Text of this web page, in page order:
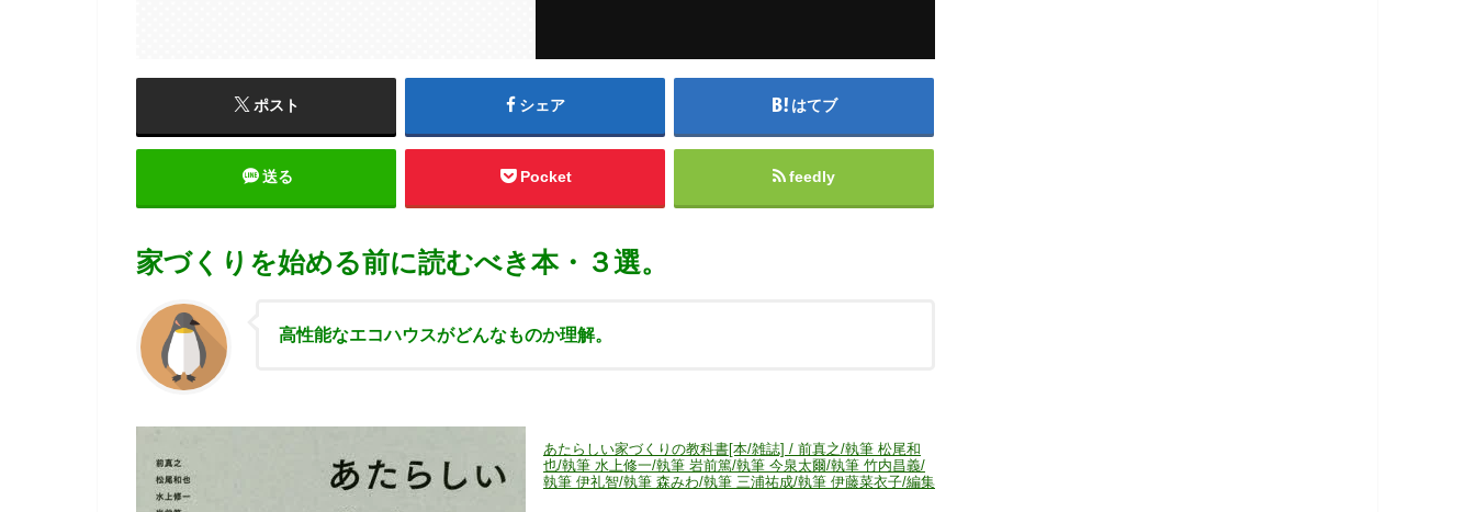
ポスト シェア はてブ
送る Pocket feedly
家づくりを始める前に読むべき本・３選。
高性能なエコハウスがどんなものか理解。
あたらしい家づくりの教科書[本/雑誌] / 前真之/執筆 松尾和
也/執筆 水上修一/執筆 岩前篤/執筆 今泉太爾/執筆 竹内昌義/
執筆 伊礼智/執筆 森みわ/執筆 三浦祐成/執筆 伊藤菜衣子/編集